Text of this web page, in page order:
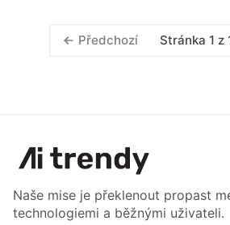
Předchozí Stránka 1 z
Naše mise je překlenout propast
technologiemi a běžnými uživateli.